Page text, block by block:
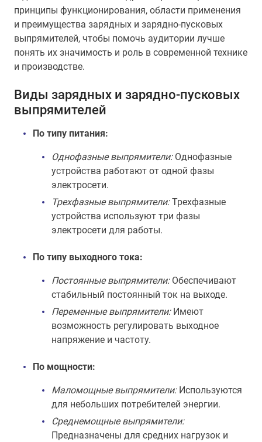
принципы функционирования, области применения
и преимущества зарядных и зарядно-пусковых
выпрямителей, чтобы помочь аудитории лучше
понять их значимость и роль в современной технике
и производстве.
Виды зарядных и зарядно-пусковых
выпрямителей
По типу питания:
Однофазные выпрямители:Однофазные
устройства работают от одной фазы
электросети.
Трехфазные выпрямители:Трехфазные
устройства используют три фазы
электросети для работы.
По типу выходного тока:
Постоянные выпрямители:Обеспечивают
стабильный постоянный ток на выходе.
Переменные выпрямители:Имеют
возможность регулировать выходное
напряжение и частоту.
По мощности:
Маломощные выпрямители:Используются
для небольших потребителей энергии.
Среднемощные выпрямители:
Предназначены для средних нагрузок и